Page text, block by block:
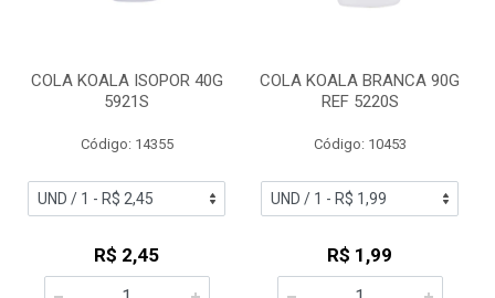
COLA KOALA ISOPOR 40G
5921S
Código: 14355
R$ 2,45
COLA KOALA BRANCA 90G
REF 5220S
Código: 10453
R$ 1,99